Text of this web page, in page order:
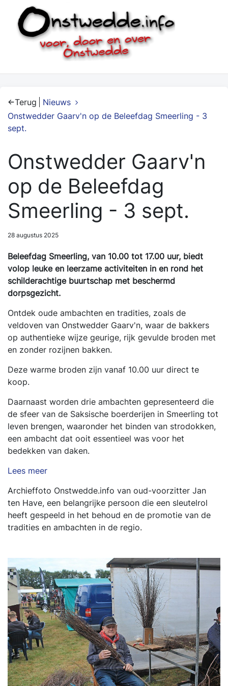
Terug
Nieuws
Onstwedder Gaarv'n op de Beleefdag Smeerling - 3
sept.
Onstwedder Gaarv'n
op de Beleefdag
Smeerling - 3 sept.
28 augustus 2025
Beleefdag Smeerling, van 10.00 tot 17.00 uur, biedt
volop leuke en leerzame activiteiten in en rond het
schilderachtige buurtschap met beschermd
dorpsgezicht.
Ontdek oude ambachten en tradities, zoals de
veldoven van Onstwedder Gaarv'n, waar de bakkers
op authentieke wijze geurige, rijk gevulde broden met
en zonder rozijnen bakken.
Deze warme broden zijn vanaf 10.00 uur direct te
koop.
Daarnaast worden drie ambachten gepresenteerd die
de sfeer van de Saksische boerderijen in Smeerling tot
leven brengen, waaronder het binden van strodokken,
een ambacht dat ooit essentieel was voor het
bedekken van daken.
Lees meer
Archieffoto Onstwedde.info van oud-voorzitter Jan
ten Have, een belangrijke persoon die een sleutelrol
heeft gespeeld in het behoud en de promotie van de
tradities en ambachten in de regio.